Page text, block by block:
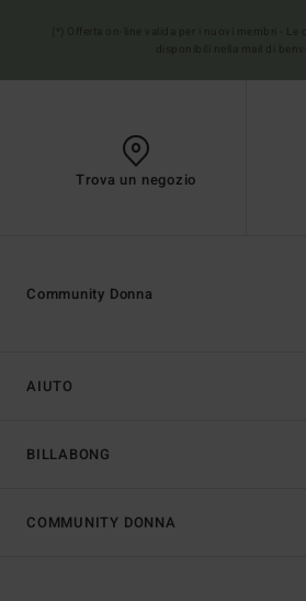
Trova un negozio
AIUTO
BILLABONG
Community Donna
COMMUNITY DONNA